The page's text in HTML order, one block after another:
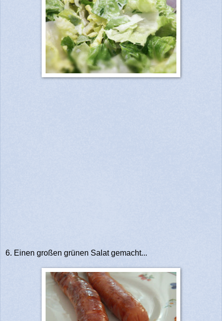
6. Einen großen grünen Salat gemacht...